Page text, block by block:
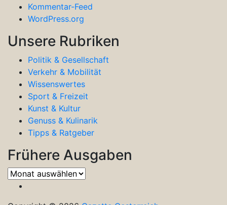
Kommentar-Feed
WordPress.org
Unsere Rubriken
Politik & Gesellschaft
Verkehr & Mobilität
Wissenswertes
Sport & Freizeit
Kunst & Kultur
Genuss & Kulinarik
Tipps & Ratgeber
Frühere Ausgaben
Frühere
Ausgaben